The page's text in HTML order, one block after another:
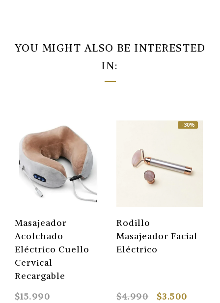
YOU MIGHT ALSO BE INTERESTED
IN:
Masajeador
Acolchado
Eléctrico Cuello
Cervical
Recargable
$15.990
-30%
Rodillo
Masajeador Facial
Eléctrico
$4.990 $3.500